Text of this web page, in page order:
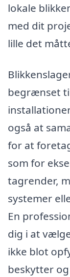
lokale
med dit
lille det
begrænset
også at
for at
som for
tagrender,
systemer
En
dig i at
ikke blot
beskytter